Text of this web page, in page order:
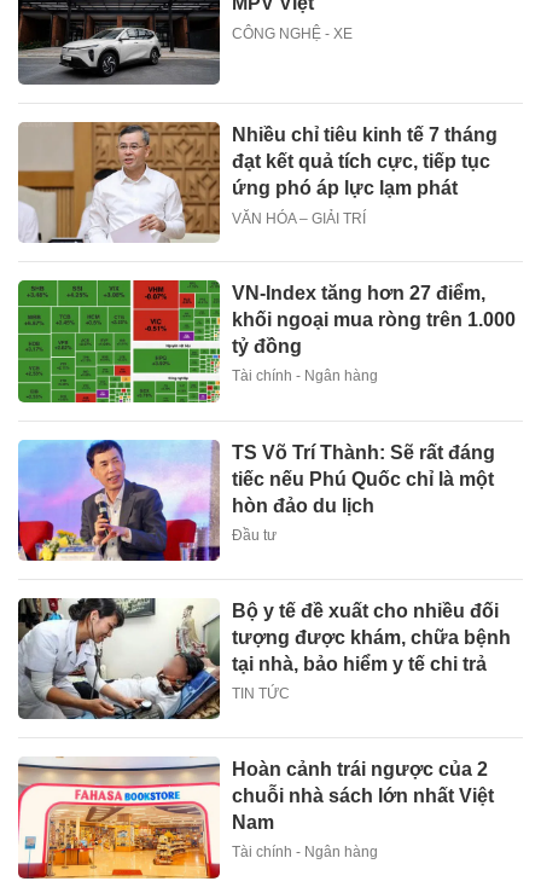
CÔNG NGHỆ - XE
Nhiều chỉ tiêu kinh tế 7 tháng
đạt kết quả tích cực, tiếp tục
ứng phó áp lực lạm phát
VĂN HÓA – GIẢI TRÍ
VN-Index tăng hơn 27 điểm,
khối ngoại mua ròng trên 1.000
tỷ đồng
Tài chính - Ngân hàng
TS Võ Trí Thành: Sẽ rất đáng
tiếc nếu Phú Quốc chỉ là một
hòn đảo du lịch
Đầu tư
Bộ y tế đề xuất cho nhiều đối
tượng được khám, chữa bệnh
tại nhà, bảo hiểm y tế chi trả
TIN TỨC
Hoàn cảnh trái ngược của 2
chuỗi nhà sách lớn nhất Việt
Nam
Tài chính - Ngân hàng